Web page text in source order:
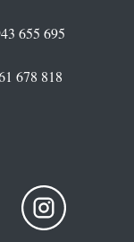
655 695
678 818